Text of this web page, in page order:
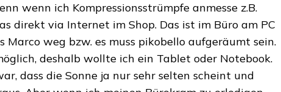
wenn ich Kompressionsstrümpfe anmesse z.B.
direkt via Internet im Shop. Das ist im Büro am PC
Marco weg bzw. es muss pikobello aufgeräumt sein.
deshalb wollte ich ein Tablet oder Notebook.
dass die Sonne ja nur sehr selten scheint und